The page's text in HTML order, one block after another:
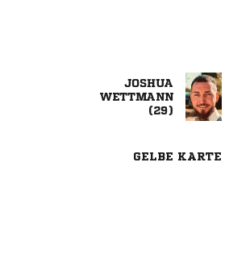



GELBE KARTE